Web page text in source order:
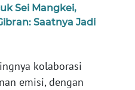
Sei Mangkei,
Saatnya Jadi
kolaborasi
emisi, dengan